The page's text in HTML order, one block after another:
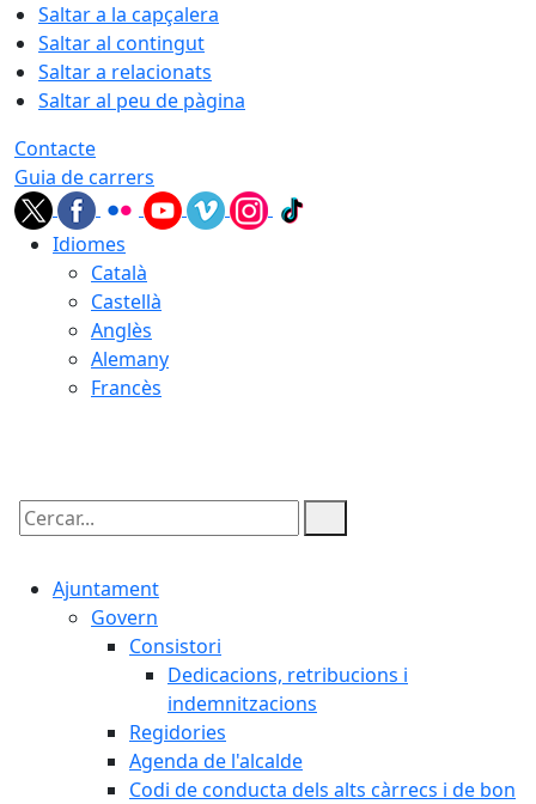
Saltar a la capçalera
Saltar al contingut
Saltar a relacionats
Saltar al peu de pàgina
Contacte
Guia de carrers
Idiomes
Català
Castellà
Anglès
Alemany
Francès
Cercar:
Ajuntament
Govern
Consistori
Dedicacions, retribucions i
indemnitzacions
Regidories
Agenda de l'alcalde
Codi de conducta dels alts càrrecs i de bon